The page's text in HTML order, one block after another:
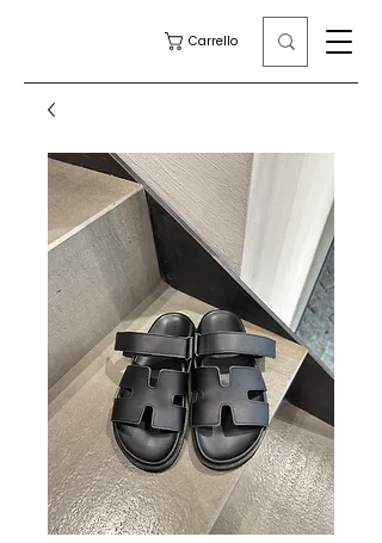
Carrello